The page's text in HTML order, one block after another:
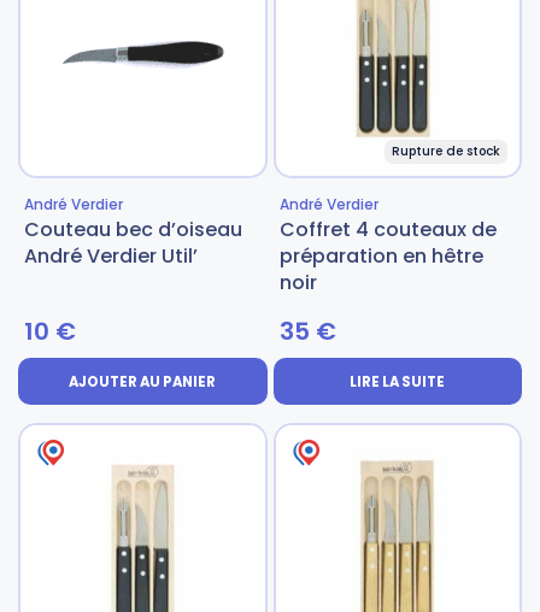
Gourdes
Tires-bouchons
Couteaux tartineurs
Planches à découper
André Verdier
Couteau bec d’oiseau
André Verdier Util’
10 €
AJOUTER AU PANIER
Rupture de stock
André Verdier
Coffret 4 couteaux de
préparation en hêtre
noir
35 €
LIRE LA SUITE